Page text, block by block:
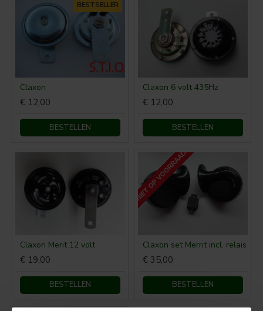
BESTSELLER
Claxon
€ 12,00
BESTELLEN
Claxon 6 volt 435Hz
€ 12,00
BESTELLEN
Claxon Merit 12 volt
€ 19,00
BESTELLEN
NIET OP VOORRAAD
Claxon set Merrit incl. relais
€ 35,00
BESTELLEN